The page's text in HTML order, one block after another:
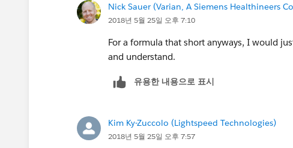
    )
)
Nick Sauer (Varian, A Siemens Healthineers
2018년 5월 25일 오후 7:10
For a formula that short anyways, I would
and understand.
유용한 내용으로 표시
Kim Ky-Zuccolo (Lightspeed Technologies)
2018년 5월 25일 오후 7:57